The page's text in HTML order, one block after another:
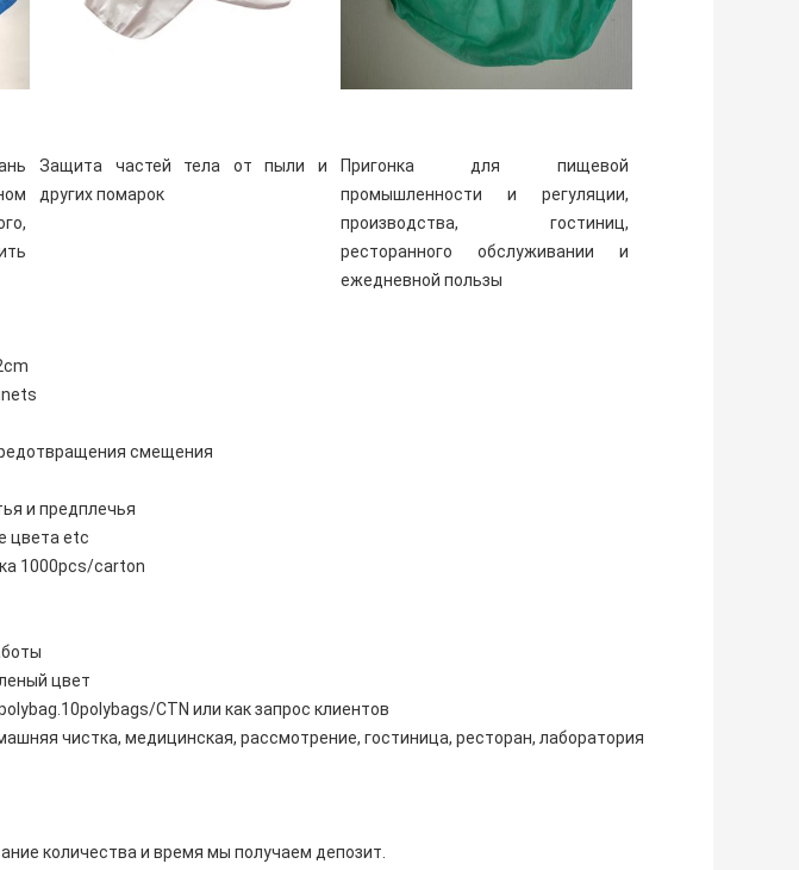
Защита частей тела от пыли и
других помарок
Пригонка для пищевой
промышленности и регуляции,
производства, гостиниц,
ресторанного обслуживании и
ежедневной пользы
смещения
и предплечья
цвета etc
1000pcs/carton
цвет
CTN или как запрос клиентов
чистка, медицинская, рассмотрение, гостиница, ресторан, лаборатория
количества и время мы получаем депозит.